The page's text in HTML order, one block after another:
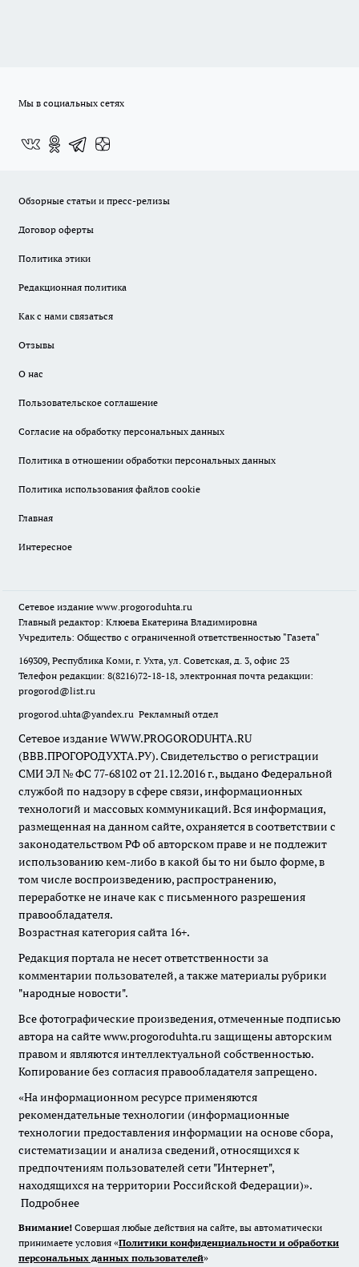
Мы в социальных сетях
Обзорные статьи и пресс-релизы
Договор оферты
Политика этики
Редакционная политика
Как с нами связаться
Отзывы
О нас
Пользовательское соглашение
Согласие на обработку персональных данных
Политика в отношении обработки персональных данных
Политика использования файлов cookie
Главная
Интересное
Сетевое издание www.progoroduhta.ru
Главный редактор: Клюева Екатерина Владимировна
Учредитель: Общество с ограниченной ответственностью "Газета"
169309, Республика Коми, г. Ухта, ул. Советская, д. 3, офис 23
Телефон редакции: 8(8216)72-18-18, электронная почта редакции:
progorod@list.ru
progorod.uhta@yandex.ru Рекламный отдел
Сетевое издание WWW.PROGORODUHTA.RU
(ВВВ.ПРОГОРОДУХТА.РУ). Свидетельство о регистрации
СМИ ЭЛ № ФС 77-68102 от 21.12.2016 г., выдано Федеральной
службой по надзору в сфере связи, информационных
технологий и массовых коммуникаций. Вся информация,
размещенная на данном сайте, охраняется в соответствии с
законодательством РФ об авторском праве и не подлежит
использованию кем-либо в какой бы то ни было форме, в
том числе воспроизведению, распространению,
переработке не иначе как с письменного разрешения
правообладателя.
Возрастная категория сайта 16+.
Редакция портала не несет ответственности за
комментарии пользователей, а также материалы рубрики
"народные новости".
Все фотографические произведения, отмеченные подписью
автора на сайте www.progoroduhta.ru защищены авторским
правом и являются интеллектуальной собственностью.
Копирование без согласия правообладателя запрещено.
«На информационном ресурсе применяются
рекомендательные технологии (информационные
технологии предоставления информации на основе сбора,
систематизации и анализа сведений, относящихся к
предпочтениям пользователей сети "Интернет",
находящихся на территории Российской Федерации)».
Подробнее
Внимание! Совершая любые действия на сайте, вы автоматически
принимаете условия «Политики конфиденциальности и обработки
персональных данных пользователей»